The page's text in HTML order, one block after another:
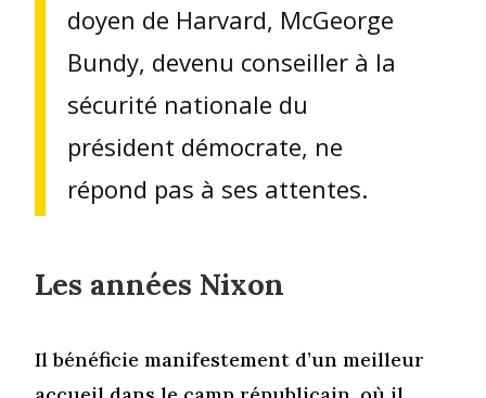
doyen de Harvard, McGeorge
Bundy, devenu conseiller à la
sécurité nationale du
président démocrate, ne
répond pas à ses attentes.
Les années Nixon
Il bénéficie manifestement d’un meilleur